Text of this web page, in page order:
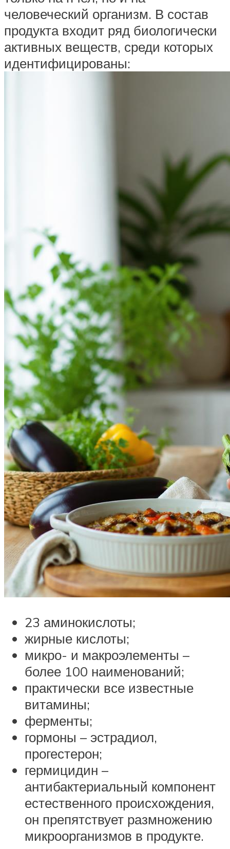
человеческий организм. В состав
продукта входит ряд биологически
активных веществ, среди которых
идентифицированы:
23 аминокислоты;
жирные кислоты;
микро- и макроэлементы –
более 100 наименований;
практически все известные
витамины;
ферменты;
гормоны – эстрадиол,
прогестерон;
гермицидин –
антибактериальный компонент
естественного происхождения,
он препятствует размножению
микроорганизмов в продукте.